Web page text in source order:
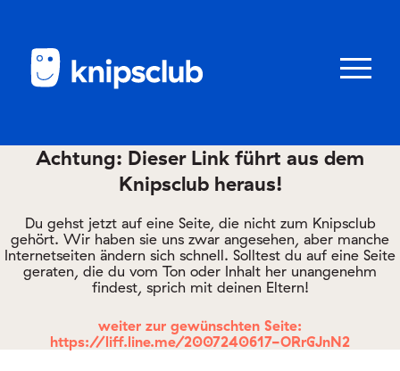
Menü
knipstipps
Eltern
Achtung: Dieser Link führt aus dem
Knipsclub heraus!
Du gehst jetzt auf eine Seite, die nicht zum Knipsclub
gehört. Wir haben sie uns zwar angesehen, aber manche
Internetseiten ändern sich schnell. Solltest du auf eine Seite
geraten, die du vom Ton oder Inhalt her unangenehm
findest, sprich mit deinen Eltern!
weiter zur gewünschten Seite:
https://liff.line.me/2007240617-ORrGJnN2